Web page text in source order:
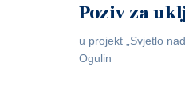
Poziv za
u projekt „Svjetlo
Ogulin